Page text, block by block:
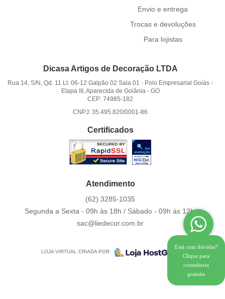
Envio e entrega
Trocas e devoluções
Para lojistas
Dicasa Artigos de Decoração LTDA
Rua 14, S/N, Qd. 11 Lt. 06-12 Galpão 02 Sala 01 - Polo Empresarial Goiás -
Etapa III, Aparecida de Goiânia- GO
CEP: 74985-182
CNPJ: 35.495.820/0001-86
Certificados
Atendimento
(62) 3285-1035
Segunda a Sexta - 09h às 18h / Sábado - 09h às 12h.
sac@liedecor.com.br
LOJA VIRTUAL CRIADA POR
Está com dúvidas?
Clique para
consultoria
gratuita